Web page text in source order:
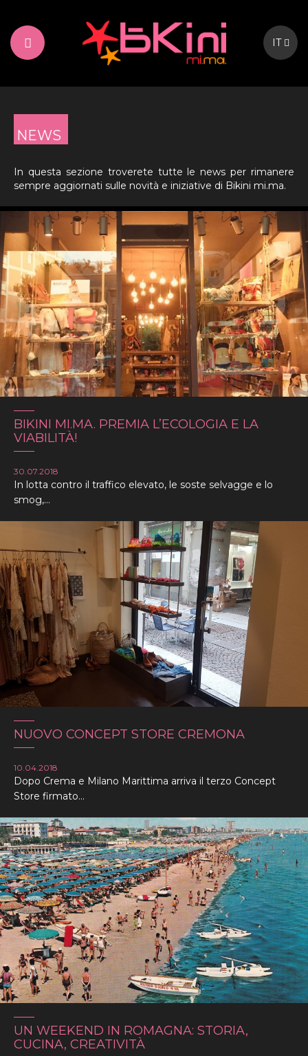
IT
NEWS
In questa sezione troverete tutte le news per rimanere
sempre aggiornati sulle novità e iniziative di Bikini mi.ma.
BIKINI MI.MA. PREMIA L’ECOLOGIA E LA
VIABILITÀ!
30.07.2018
In lotta contro il traffico elevato, le soste selvagge e lo
smog,...
NUOVO CONCEPT STORE CREMONA
10.04.2018
Dopo Crema e Milano Marittima arriva il terzo Concept
Store firmato...
UN WEEKEND IN ROMAGNA: STORIA,
CUCINA, CREATIVITÀ